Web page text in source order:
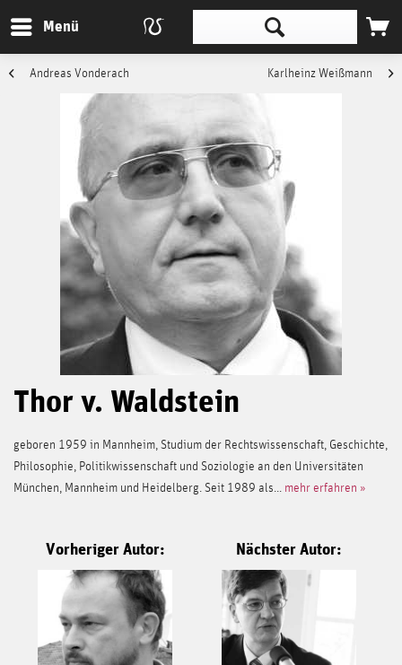
Menü
Andreas Vonderach Karlheinz Weißmann
Thor v. Waldstein
geboren 1959 in Mannheim, Studium der Rechtswissenschaft, Geschichte,
Philosophie, Politikwissenschaft und Soziologie an den Universitäten
München, Mannheim und Heidelberg. Seit 1989 als... mehr erfahren »
Vorheriger Autor: Nächster Autor: